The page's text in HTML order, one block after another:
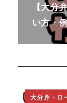
【大分
い方・
大分弁・ロ